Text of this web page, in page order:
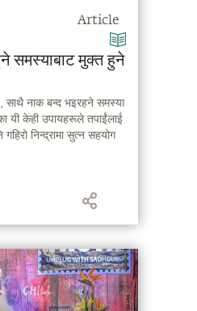
Article
समस्याबाट मुक्त हुने
साथै नाक बन्द भइरहने समस्या
यी केही उपायहरूले तपाईंलाई
निन्द्रामा सुत्न सहयोग